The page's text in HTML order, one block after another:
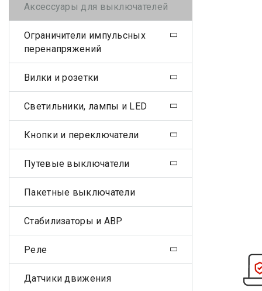
Аксессуары для выключателей
Ограничители импульсных
перенапряжений
Вилки и розетки
Светильники, лампы и LED
Кнопки и переключатели
Путевые выключатели
Пакетные выключатели
Стабилизаторы и АВР
Реле
Датчики движения